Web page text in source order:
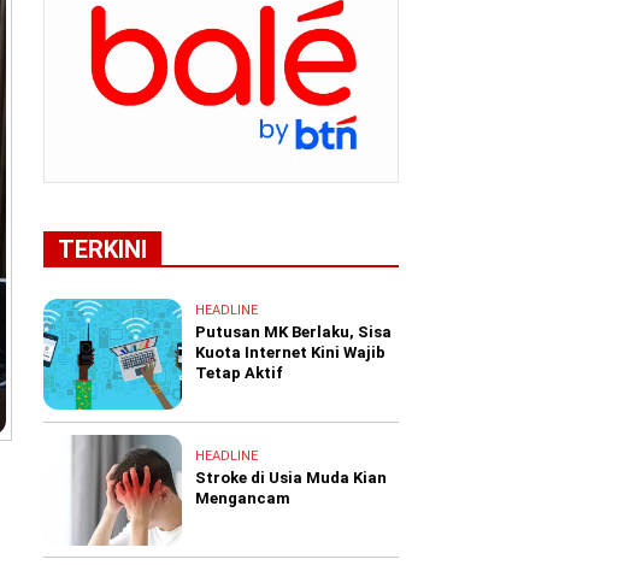
TERKINI
HEADLINE
Putusan MK Berlaku, Sisa
Kuota Internet Kini Wajib
Tetap Aktif
HEADLINE
Stroke di Usia Muda Kian
Mengancam